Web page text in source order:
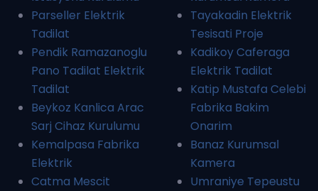
Parseller Elektrik
Tadilat
Pendik Ramazanoglu
Pano Tadilat Elektrik
Tadilat
Beykoz Kanlica Arac
Sarj Cihaz Kurulumu
Kemalpasa Fabrika
Elektrik
Catma Mescit
Tayakadin Elektrik
Tesisati Proje
Kadikoy Caferaga
Elektrik Tadilat
Katip Mustafa Celebi
Fabrika Bakim
Onarim
Banaz Kurumsal
Kamera
Umraniye Tepeustu